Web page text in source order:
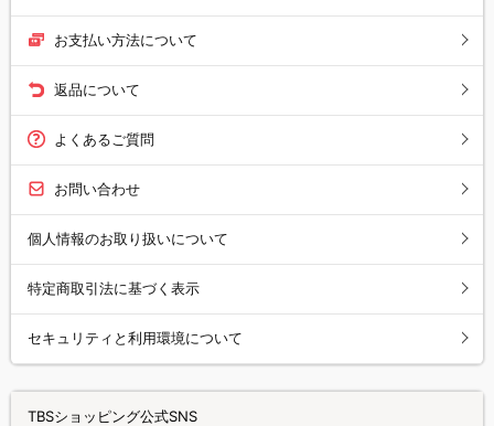
お支払い方法について
返品について
よくあるご質問
お問い合わせ
個人情報のお取り扱いについて
特定商取引法に基づく表示
セキュリティと利用環境について
TBSショッピング公式SNS